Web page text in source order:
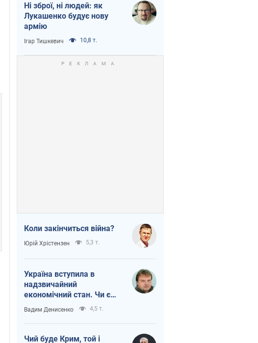
Ні зброї, ні людей: як
Лукашенко будує нову
армію
Ігар Тишкевич 10,8 т.
Коли закінчиться війна?
Юрій Хрістензен 5,3 т.
Україна вступила в
надзвичайний
економічний стан. Чи є
світло вкінці тунелю?
Вадим Денисенко 4,5 т.
Чий буде Крим, той і